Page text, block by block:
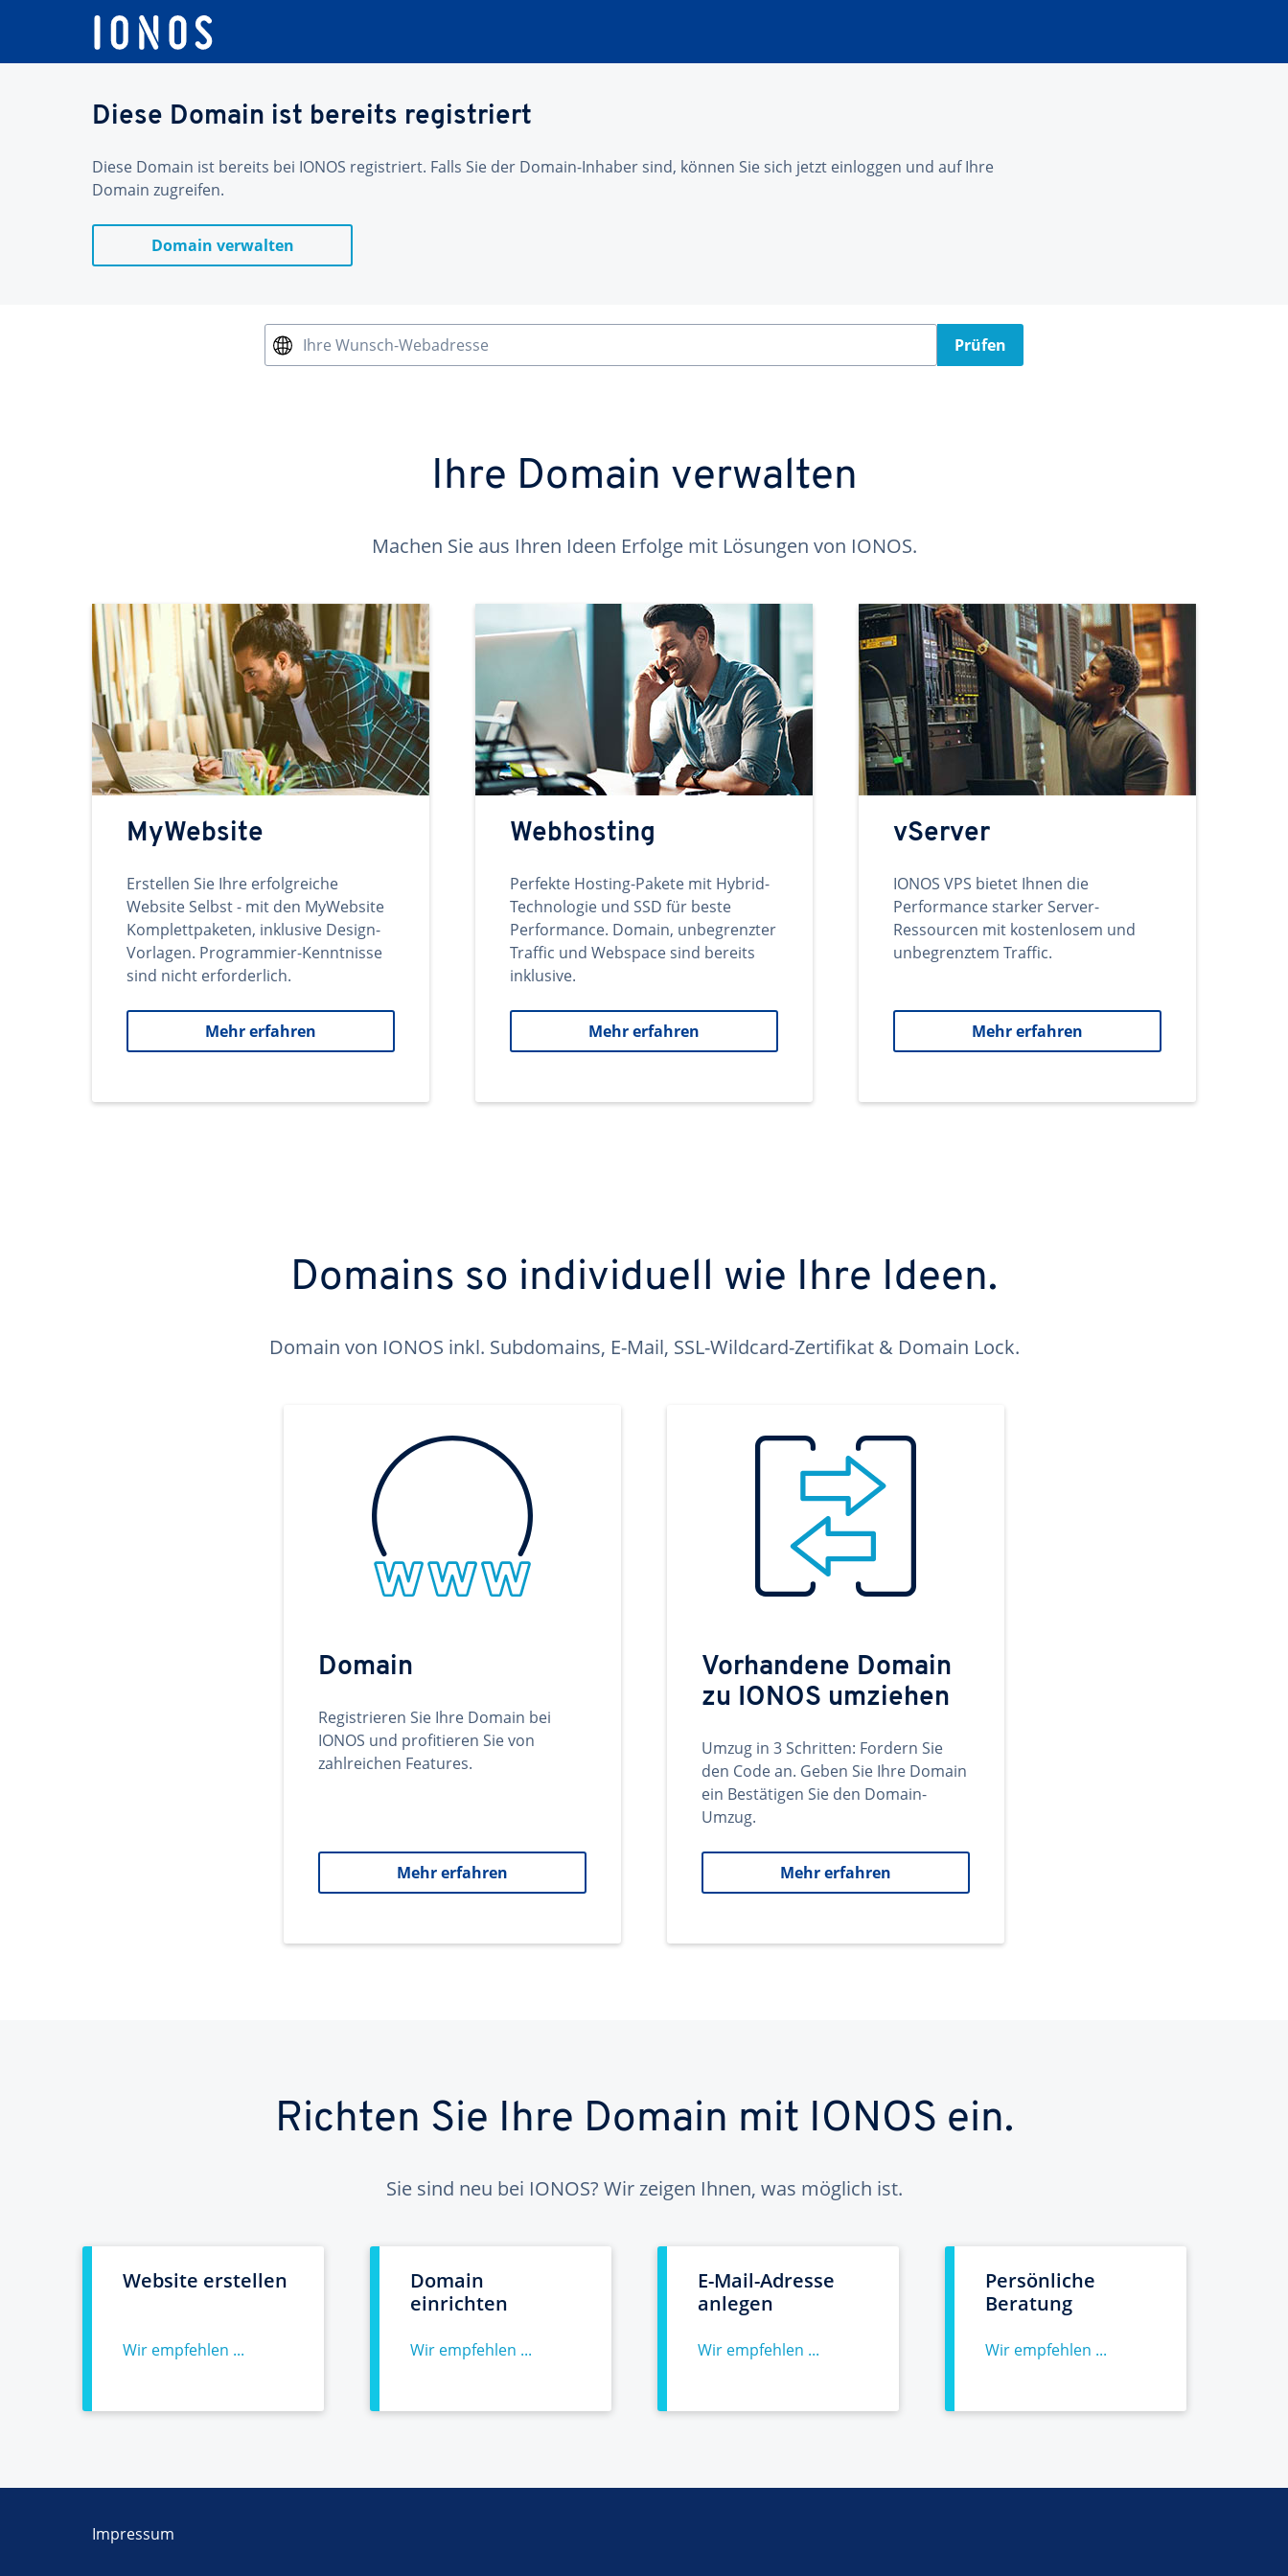
Diese Domain ist bereits registriert
Diese Domain ist bereits bei IONOS registriert. Falls Sie der Domain-Inhaber sind, können Sie sich jetzt einloggen und auf Ihre
Domain zugreifen.
Domain verwalten
Ihre Wunsch-Webadresse Prüfen
Ihre Domain verwalten
Machen Sie aus Ihren Ideen Erfolge mit Lösungen von IONOS.
MyWebsite
Erstellen Sie Ihre erfolgreiche
Website Selbst - mit den MyWebsite
Komplettpaketen, inklusive Design-
Vorlagen. Programmier-Kenntnisse
sind nicht erforderlich.
Mehr erfahren
Webhosting
Perfekte Hosting-Pakete mit Hybrid-
Technologie und SSD für beste
Performance. Domain, unbegrenzter
Traffic und Webspace sind bereits
inklusive.
Mehr erfahren
vServer
IONOS VPS bietet Ihnen die
Performance starker Server-
Ressourcen mit kostenlosem und
unbegrenztem Traffic.
Mehr erfahren
Domains so individuell wie Ihre Ideen.
Domain von IONOS inkl. Subdomains, E-Mail, SSL-Wildcard-Zertifikat & Domain Lock.
Domain
Registrieren Sie Ihre Domain bei
IONOS und profitieren Sie von
zahlreichen Features.
Mehr erfahren
Vorhandene Domain
zu IONOS umziehen
Umzug in 3 Schritten: Fordern Sie
den Code an. Geben Sie Ihre Domain
ein Bestätigen Sie den Domain-
Umzug.
Mehr erfahren
Richten Sie Ihre Domain mit IONOS ein.
Sie sind neu bei IONOS? Wir zeigen Ihnen, was möglich ist.
Website erstellen
Wir empfehlen ...
Domain
einrichten
Wir empfehlen ...
E-Mail-Adresse
anlegen
Wir empfehlen ...
Persönliche
Beratung
Wir empfehlen ...
Impressum